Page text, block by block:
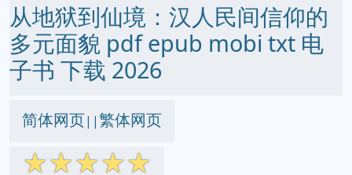
从地狱到仙境：汉人民间信仰的
多元面貌 pdf epub mobi txt 电
子书 下载 2026
简体网页||繁体网页
☆☆☆☆☆